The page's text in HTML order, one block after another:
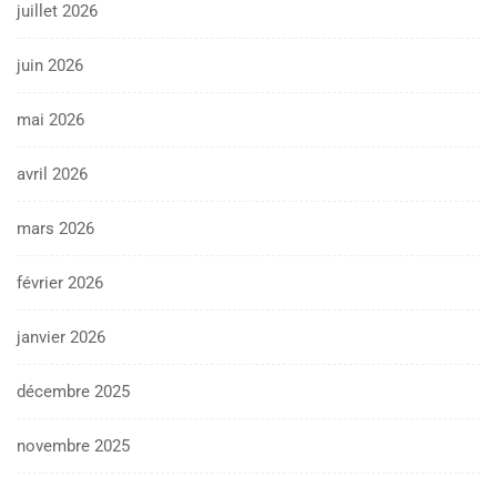
juillet 2026
juin 2026
mai 2026
avril 2026
mars 2026
février 2026
janvier 2026
décembre 2025
novembre 2025